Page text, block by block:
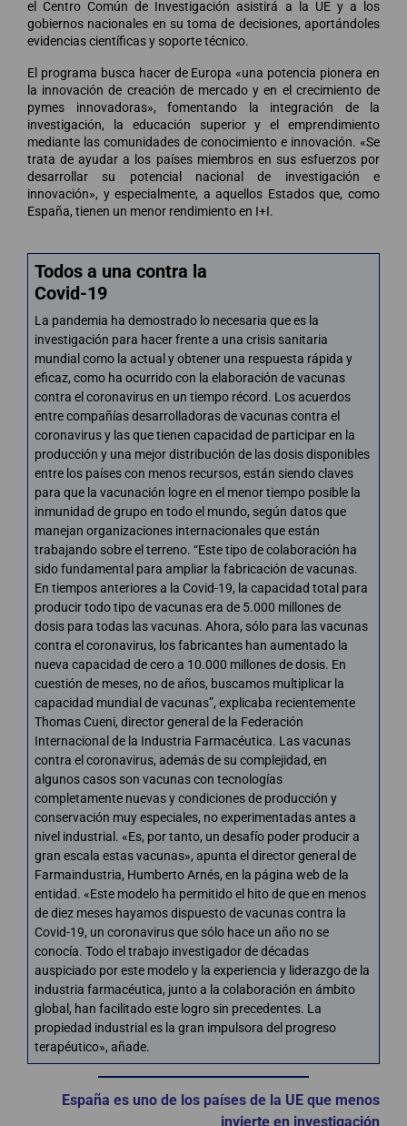
el Centro Común de Investigación asistirá a la UE y a los
gobiernos nacionales en su toma de decisiones, aportándoles
evidencias científicas y soporte técnico.
El programa busca hacer de Europa «una potencia pionera en
la innovación de creación de mercado y en el crecimiento de
pymes innovadoras», fomentando la integración de la
investigación, la educación superior y el emprendimiento
mediante las comunidades de conocimiento e innovación. «Se
trata de ayudar a los países miembros en sus esfuerzos por
desarrollar su potencial nacional de investigación e
innovación», y especialmente, a aquellos Estados que, como
España, tienen un menor rendimiento en I+I.
Todos a una contra la
Covid-19
La pandemia ha demostrado lo necesaria que es la
investigación para hacer frente a una crisis sanitaria
mundial como la actual y obtener una respuesta rápida y
eficaz, como ha ocurrido con la elaboración de vacunas
contra el coronavirus en un tiempo récord. Los acuerdos
entre compañías desarrolladoras de vacunas contra el
coronavirus y las que tienen capacidad de participar en la
producción y una mejor distribución de las dosis disponibles
entre los países con menos recursos, están siendo claves
para que la vacunación logre en el menor tiempo posible la
inmunidad de grupo en todo el mundo, según datos que
manejan organizaciones internacionales que están
trabajando sobre el terreno. “Este tipo de colaboración ha
sido fundamental para ampliar la fabricación de vacunas.
En tiempos anteriores a la Covid-19, la capacidad total para
producir todo tipo de vacunas era de 5.000 millones de
dosis para todas las vacunas. Ahora, sólo para las vacunas
contra el coronavirus, los fabricantes han aumentado la
nueva capacidad de cero a 10.000 millones de dosis. En
cuestión de meses, no de años, buscamos multiplicar la
capacidad mundial de vacunas”, explicaba recientemente
Thomas Cueni, director general de la Federación
Internacional de la Industria Farmacéutica. Las vacunas
contra el coronavirus, además de su complejidad, en
algunos casos son vacunas con tecnologías
completamente nuevas y condiciones de producción y
conservación muy especiales, no experimentadas antes a
nivel industrial. «Es, por tanto, un desafío poder producir a
gran escala estas vacunas», apunta el director general de
Farmaindustria, Humberto Arnés, en la página web de la
entidad. «Este modelo ha permitido el hito de que en menos
de diez meses hayamos dispuesto de vacunas contra la
Covid-19, un coronavirus que sólo hace un año no se
conocía. Todo el trabajo investigador de décadas
auspiciado por este modelo y la experiencia y liderazgo de la
industria farmacéutica, junto a la colaboración en ámbito
global, han facilitado este logro sin precedentes. La
propiedad industrial es la gran impulsora del progreso
terapéutico», añade.
España es uno de los países de la UE que menos
invierte en investigación